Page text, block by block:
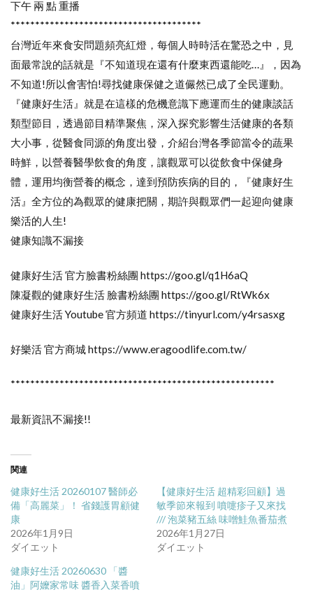
下午 兩 點 重播
***************************************
台灣近年來食安問題頻亮紅燈，每個人時時活在驚恐之中，見
面最常說的話就是『不知道現在還有什麼東西還能吃…』，因為
不知道!所以會害怕!尋找健康保健之道儼然已成了全民運動。
『健康好生活』就是在這樣的危機意識下應運而生的健康談話
類型節目，透過節目精準聚焦，深入探究影響生活健康的各類
大小事，從醫食同源的角度出發，介紹台灣各季節當令的蔬果
時鮮，以營養醫學飲食的角度，讓觀眾可以從飲食中保健身
體，運用均衡營養的概念，達到預防疾病的目的，『健康好生
活』全方位的為觀眾的健康把關，期許與觀眾們一起迎向健康
樂活的人生!
健康知識不漏接
健康好生活 官方臉書粉絲團 https://goo.gl/q1H6aQ
陳凝觀的健康好生活 臉書粉絲團 https://goo.gl/RtWk6x
健康好生活 Youtube 官方頻道 https://tinyurl.com/y4rsasxg
好樂活 官方商城 https://www.eragoodlife.com.tw/
******************************************************
最新資訊不漏接!!
関連
健康好生活 20260107 醫師必
備「高麗菜」！ 省錢護胃顧健
康
2026年1月9日
ダイエット
【健康好生活 超精彩回顧】過
敏季節來報到 噴嚏疹子又來找
/// 泡菜豬五絲 味噌鮭魚番茄煮
2026年1月27日
ダイエット
健康好生活 20260630 「醬
油」阿嬤家常味 醬香入菜香噴